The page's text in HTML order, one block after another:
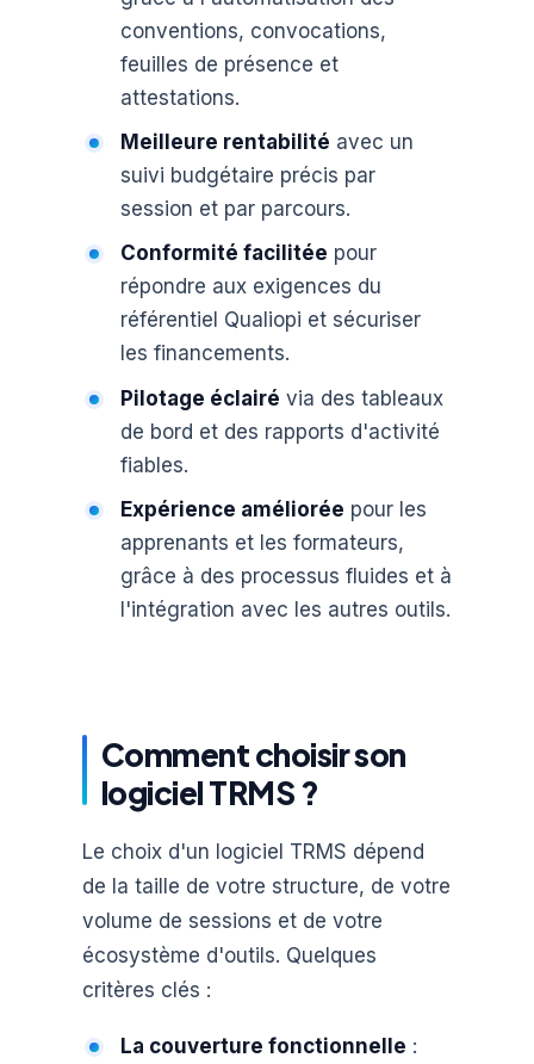
conventions, convocations,
feuilles de présence et
attestations.
Meilleure rentabilité avec un
suivi budgétaire précis par
session et par parcours.
Conformité facilitée pour
répondre aux exigences du
référentiel Qualiopi et sécuriser
les financements.
Pilotage éclairé via des tableaux
de bord et des rapports d'activité
fiables.
Expérience améliorée pour les
apprenants et les formateurs,
grâce à des processus fluides et à
l'intégration avec les autres outils.
Comment choisir son
logiciel TRMS ?
Le choix d'un logiciel TRMS dépend
de la taille de votre structure, de votre
volume de sessions et de votre
écosystème d'outils. Quelques
critères clés :
La couverture fonctionnelle :